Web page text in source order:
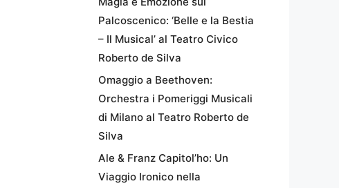
Palcoscenico: ‘Belle e la Bestia
– Il Musical’ al Teatro Civico
Roberto de Silva
Omaggio a Beethoven:
Orchestra i Pomeriggi Musicali
di Milano al Teatro Roberto de
Silva
Ale & Franz Capitol’ho: Un
Viaggio Ironico nella